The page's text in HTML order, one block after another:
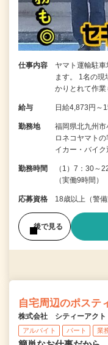
仕事内容
ヤマト運輸駐
ます。 1名の
かりとれて作
給与 日給4,873円～
勤務地
福岡県北九州
ロネコヤマト
イカー・バイク
勤務時間
（1）7：30～
（実働9時間）
応募資格 18歳以上（警
後で見る
自宅周辺のポステ
株式会社 シティーアクト
アルバイト パート 業